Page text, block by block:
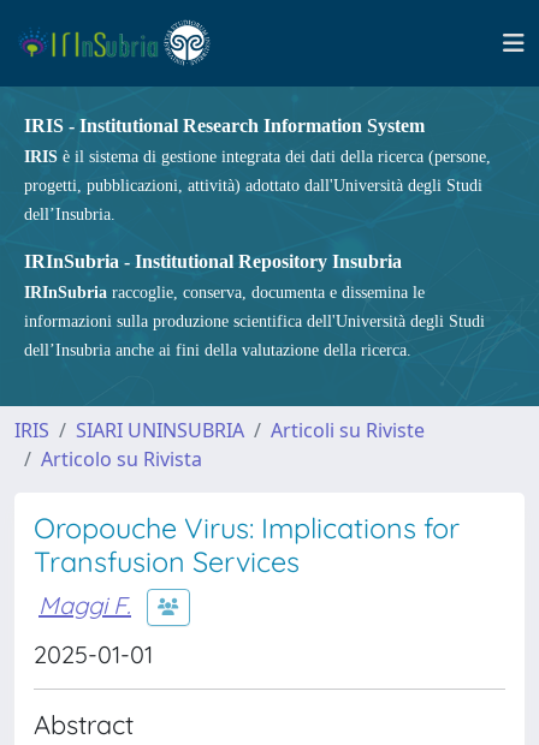
IRIS - Institutional Research Information System
IRIS è il sistema di gestione integrata dei dati della ricerca (persone,
progetti, pubblicazioni, attività) adottato dall'Università degli Studi
dell’Insubria.
IRInSubria - Institutional Repository Insubria
IRInSubria raccoglie, conserva, documenta e dissemina le
informazioni sulla produzione scientifica dell'Università degli Studi
dell’Insubria anche ai fini della valutazione della ricerca.
IRIS SIARI UNINSUBRIA
Articoli su Riviste
Articolo su Rivista
Oropouche Virus: Implications for
Transfusion Services
Maggi F.
2025-01-01
Abstract